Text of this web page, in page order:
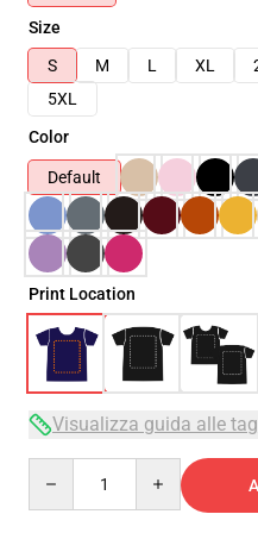
Size
S
M L XL
5XL
Color
Default
Print Location
Visualizza guida alle